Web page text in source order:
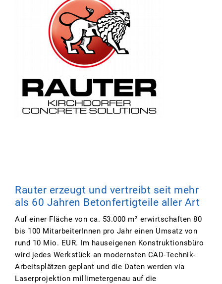
Rauter erzeugt und vertreibt seit mehr
als 60 Jahren Betonfertigteile aller Art
Auf einer Fläche von ca. 53.000 m² erwirtschaften 80
bis 100 MitarbeiterInnen pro Jahr einen Umsatz von
rund 10 Mio. EUR. Im hauseigenen Konstruktionsbüro
wird jedes Werkstück an modernsten CAD-Technik-
Arbeitsplätzen geplant und die Daten werden via
Laserprojektion millimetergenau auf die